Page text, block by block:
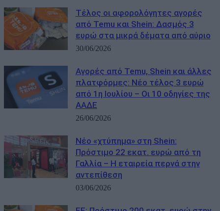
Τέλος οι αφορολόγητες αγορές
από Temu και Shein: Δασμός 3
ευρώ στα μικρά δέματα από αύριο
30/06/2026
Αγορές από Temu, Shein και άλλες
πλατφόρμες: Νέο τέλος 3 ευρώ
από 1η Ιουλίου – Οι 10 οδηγίες της
ΑΑΔΕ
26/06/2026
Νέο «χτύπημα» στη Shein:
Πρόστιμο 22 εκατ. ευρώ από τη
Γαλλία – Η εταιρεία περνά στην
αντεπίθεση
03/06/2026